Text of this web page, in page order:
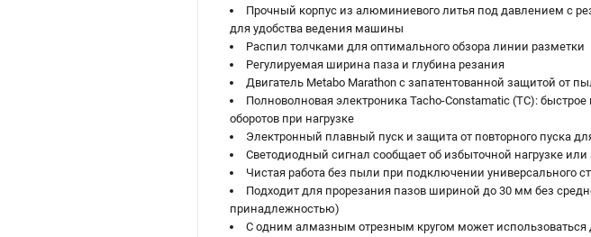
Прочный корпус из алюминиевого литья под давлением с
для удобства ведения машины
Распил толчками для оптимального обзора линии разметки
Регулируемая ширина паза и глубина резания
Двигатель Metabo Marathon с запатентованной защитой от
Полноволновая электроника Tacho-Constamatic (TC):
оборотов при нагрузке
Электронный плавный пуск и защита от повторного пуска
Светодиодный сигнал сообщает об избыточной нагрузке или
Чистая работа без пыли при подключении универсального
Подходит для прорезания пазов шириной до 30 мм без
принадлежностью)
С одним алмазным отрезным кругом может использоваться